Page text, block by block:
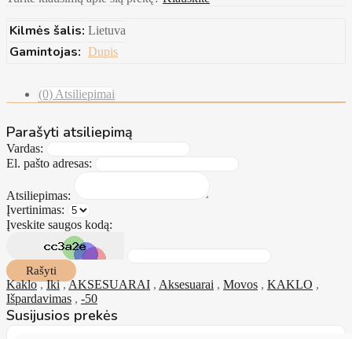
Kilmės šalis: Lietuva
Gamintojas: Dupis
(0) Atsiliepimai
Parašyti atsiliepimą
Vardas:
El. pašto adresas:
Atsiliepimas:
Įvertinimas:
Įveskite saugos kodą:
Rašyti
Kaklo,Iki,AKSESUARAI , Aksesuarai , Movos , KAKLO ,
Išpardavimas , -50
Susijusios prekės